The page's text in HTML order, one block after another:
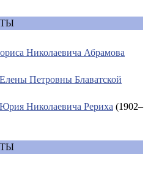
Николаевича Абрамова
Елены Петровны Блаватской
Юрия Николаевича Рериха (1902–